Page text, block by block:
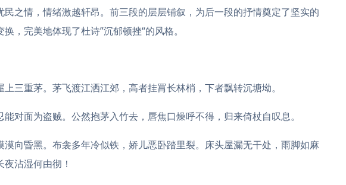
民之情，情绪激越轩昂。前三段的层层铺叙，为后一段的抒情奠定了坚实的
，完美地体现了杜诗”沉郁顿挫“的风格。
三重茅。茅飞渡江洒江郊，高者挂罥长林梢，下者飘转沉塘坳。
对面为盗贼。公然抱茅入竹去，唇焦口燥呼不得，归来倚杖自叹息。
向昏黑。布衾多年冷似铁，娇儿恶卧踏里裂。床头屋漏无干处，雨脚如麻
沾湿何由彻！